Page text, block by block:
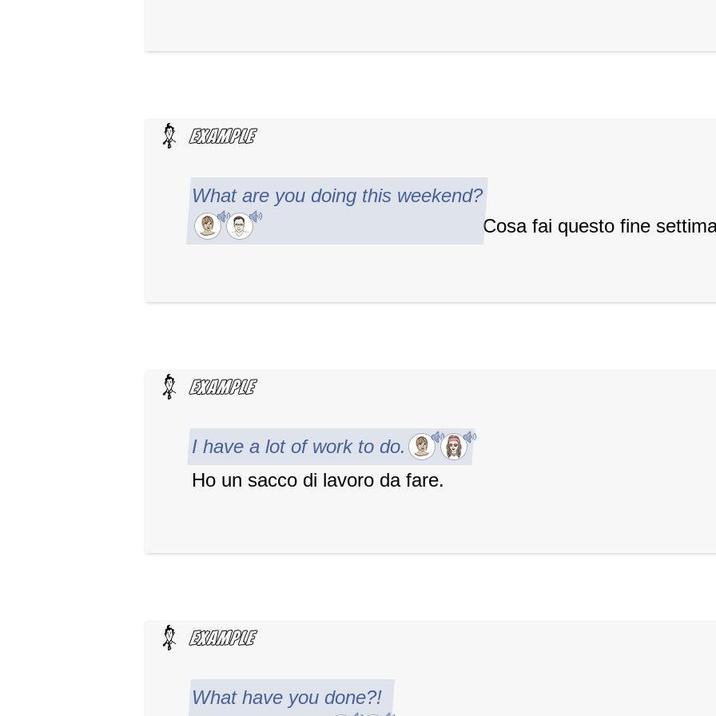
What are you doing this weekend?
Cosa fai questo fine
I have a lot of work to do.
Ho un sacco di lavoro da fare.
What have you done?!